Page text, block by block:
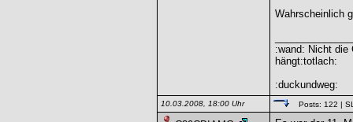
Wahrscheinlich
:wand: Nicht die
hängt:totlach:
:duckundweg:
10.03.2008, 18:00 Uhr Posts: 122 |